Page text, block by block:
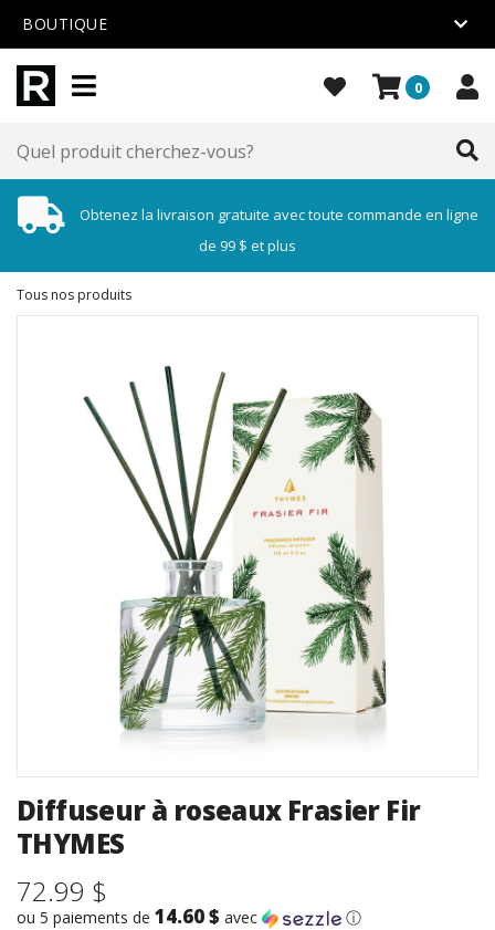
BOUTIQUE
0
Obtenez la livraison gratuite avec toute commande en ligne
de 99 $ et plus
Tous nos produits
Diffuseur à roseaux Frasier Fir
THYMES
72.99 $
ou 5 paiements de 14.60 $ avec
ⓘ